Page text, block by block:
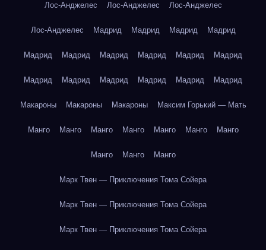
Лос-Анджелес Лос-Анджелес Лос-Анджелес
Лос-Анджелес Мадрид Мадрид Мадрид Мадрид
Мадрид Мадрид Мадрид Мадрид Мадрид Мадрид
Мадрид Мадрид Мадрид Мадрид Мадрид Мадрид
Макароны Макароны Макароны Максим Горький — Мать
Манго Манго Манго Манго Манго Манго Манго
Манго Манго Манго
Марк Твен — Приключения Тома Сойера
Марк Твен — Приключения Тома Сойера
Марк Твен — Приключения Тома Сойера